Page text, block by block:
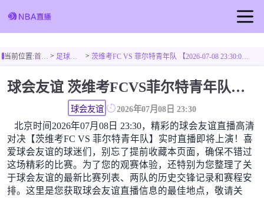
篮球直播
当前位置: 首页 > 足球直播 > 茨维考FC VS 菲尔特青年队 【2026-07-08 23:30:00】
球会友谊 茨维考FCVS菲尔特青年队高清直播免费观看
球会友谊 2026年07月08日 23:30
北京时间2026年07月08日 23:30，精彩的球会友谊直播高清
对决【茨维考FC VS 菲尔特青年队】实时直播即将上演！喜
爱球会友谊的球迷们，别忘了提前收藏本页面，确保不错过
这场精彩的比赛。为了您的观赛体验，还特别为您整理了关
于球会友谊的最新比赛列表、两队的历史交锋记录和赛程安
排。这里是您获取球会友谊直播信息的最佳地点，敬请关